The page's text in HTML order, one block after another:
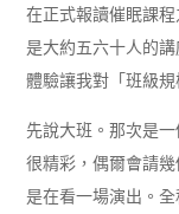
在正式報讀催眠課
是大約五六十人的
體驗讓我對「班級
先說大班。那次是
很精彩，偶爾會請
是在看一場演出。